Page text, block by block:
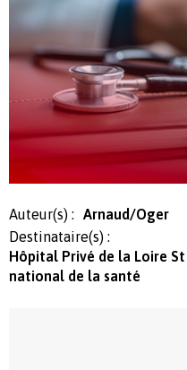
Auteur(s) :
Arnaud/Oger
Destinataire(s) :
Hôpital Privé de la Loire
national de la santé